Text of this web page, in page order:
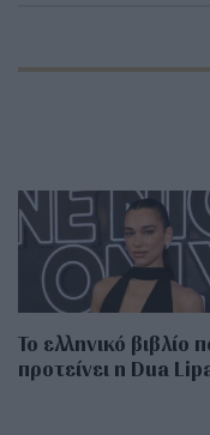
Το ελληνικό βιβλίο
προτείνει η Dua